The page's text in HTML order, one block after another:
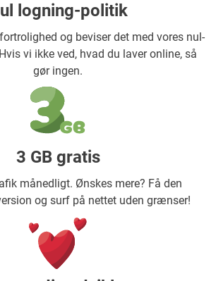
logning-politik
og beviser det med vores nul-
vi ikke ved, hvad du laver online, så
gør ingen.
3 GB gratis
månedligt. Ønskes mere? Få den
og surf på nettet uden grænser!